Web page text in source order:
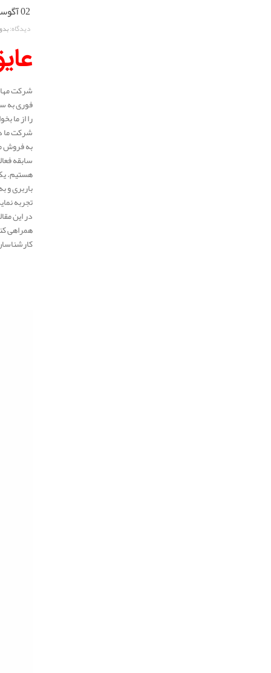
02 آگوست 2025
دیدگاه:
شرکت
فوری به
را از ما
شرکت ما
به فروش
هستیم.
باربری
تجربه
در این
همراهی